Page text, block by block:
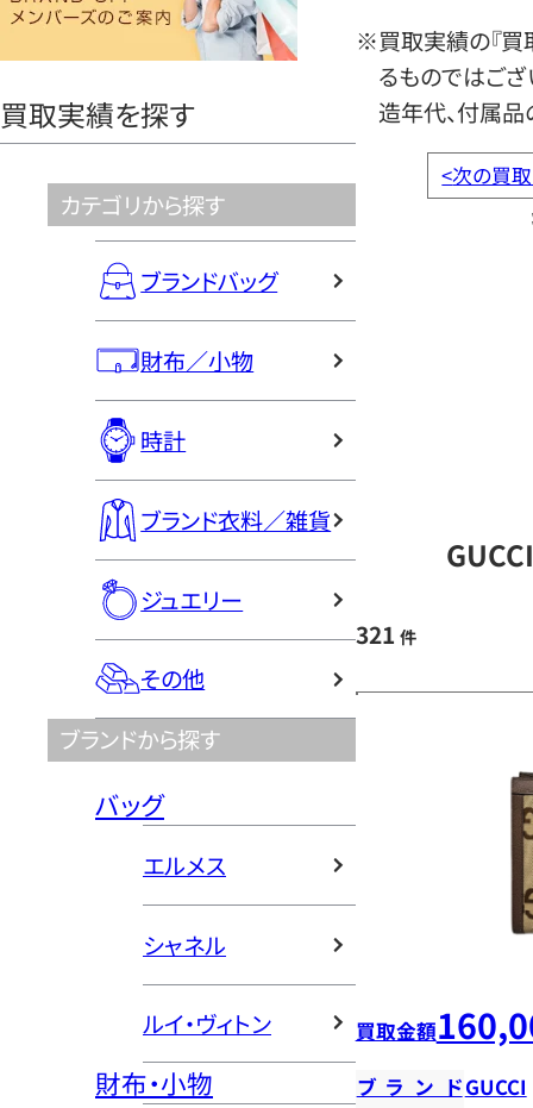
ヤ
買取実績を探す
カテゴリから探す
ブランドバッグ
財布／小物
時計
ブランド衣料／雑貨
ジュエリー
その他
ブランドから探す
バッグ
エルメス
シャネル
ルイ・ヴィトン
財布・小物
※買取実績の『買
るものではござ
造年代、付属品
<次の買
321 件
買取金額
ブランドGUCCI